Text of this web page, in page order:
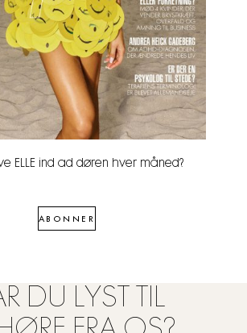
ELLE ind ad døren hver måned?
ABONNER
DU LYST TIL